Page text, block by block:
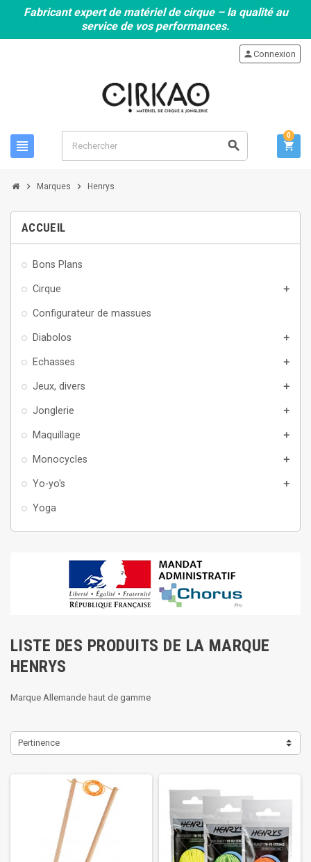
Fabricant expert de matériel de cirque – la qualité au
service de vos performances.
view_headline search
personConnexion
shopping_cart
0
chevron_right Marques chevron_right Henrys
ACCUEIL
Bons Plans
Cirque add
Configurateur de massues
Diabolos add
Echasses add
Jeux, divers add
Jonglerie add
Maquillage add
Monocycles add
Yo-yo's add
Yoga
LISTE DES PRODUITS DE LA MARQUE
HENRYS
Marque Allemande haut de gamme
Pertinence